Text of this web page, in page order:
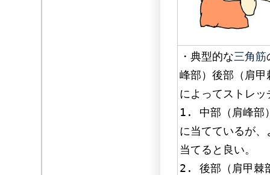
・典型的な三角筋
峰部）後部（肩
によってストレ
1. 中部（肩峰部
に当てているが
当てると良い。
2. 後部（肩甲棘